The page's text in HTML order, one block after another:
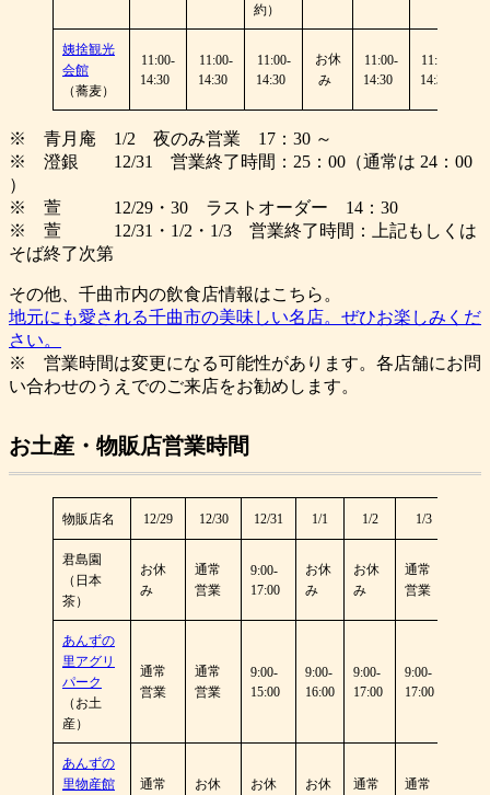
約）
姨捨観光
会館
（蕎麦）
11:00-
14:30
11:00-
14:30
11:00-
14:30
お休
み
11:00-
14:30
11:00-
14:30
※ 青月庵 1/2 夜のみ営業 17：30 ～
※ 澄銀 12/31 営業終了時間：25：00（通常は 24：00
）
※ 萱 12/29・30 ラストオーダー 14：30
※ 萱 12/31・1/2・1/3 営業終了時間：上記もしくは
そば終了次第
その他、千曲市内の飲食店情報はこちら。
地元にも愛される千曲市の美味しい名店。ぜひお楽しみくだ
さい。
※ 営業時間は変更になる可能性があります。各店舗にお問
い合わせのうえでのご来店をお勧めします。
お土産・物販店営業時間
物販店名 12/29 12/30 12/31 1/1 1/2 1/3
君島園
（日本
茶）
お休
み
通常
営業
9:00-
17:00
お休
み
お休
み
通常
営業
あんずの
里アグリ
パーク
（お土
産）
通常
営業
通常
営業
9:00-
15:00
9:00-
16:00
9:00-
17:00
9:00-
17:00
あんずの
里物産館
通常
お休
お休
お休
通常
通常